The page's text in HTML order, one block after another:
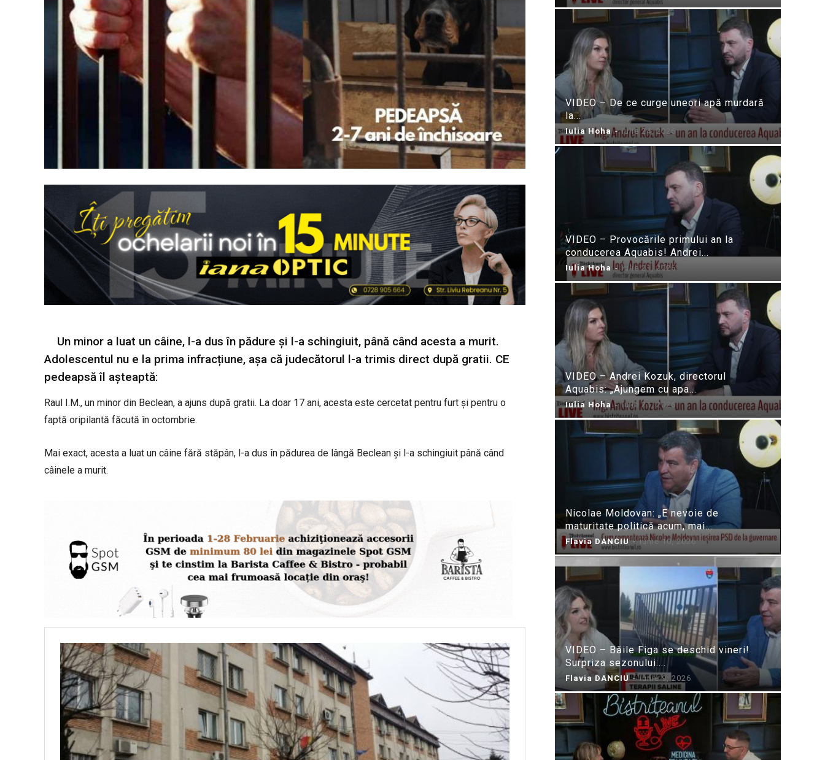
Un minor a luat un câine, l-a dus în pădure și l-a schingiuit, până când acesta a murit.
Adolescentul nu e la prima infracțiune, așa că judecătorul l-a trimis direct după gratii. CE
pedeapsă îl așteaptă:
Raul I.M., un minor din Beclean, a ajuns după gratii. La doar 17 ani, acesta este cercetat pentru furt și pentru o
faptă oripilantă făcută în octombrie.
Mai exact, acesta a luat un câine fără stăpân, l-a dus în pădurea de lângă Beclean și l-a schingiuit până când
câinele a murit.
VIDEO – De ce curge uneori apă murdară
la...
Iulia Hoha - iulie 24, 2026
VIDEO – Provocările primului an la
conducerea Aquabis! Andrei...
Iulia Hoha - iulie 21, 2026
VIDEO – Andrei Kozuk, directorul
Aquabis: „Ajungem cu apa...
Iulia Hoha - iulie 21, 2026
Nicolae Moldovan: „E nevoie de
maturitate politică acum, mai...
Flavia DANCIU - iunie 10, 2026
VIDEO – Băile Figa se deschid vineri!
Surpriza sezonului:...
Flavia DANCIU - iunie 9, 2026